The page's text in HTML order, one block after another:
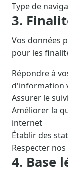
Type de
3.
Vos données
pour les
Répondre à
d'information
Assurer le
Améliorer la
internet
Établir des
Respecter
4. Base